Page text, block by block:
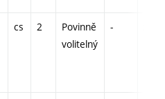
cs 2
Povinně
volitelný
-